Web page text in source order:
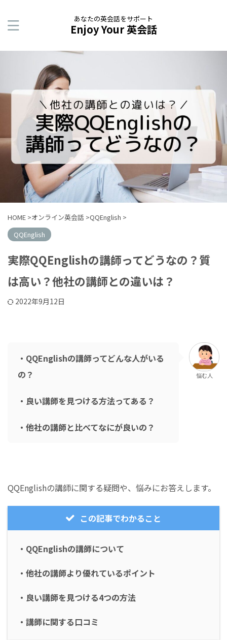
あなたの英会話をサポート
Enjoy Your 英会話
HOME >オンライン英会話 >QQEnglish >
QQEnglish
実際QQEnglishの講師ってどうなの？質
は高い？他社の講師との違いは？
2022年9月12日
・QQEnglishの講師ってどんな人がいる
の？
・良い講師を見つける方法ってある？
・他社の講師と比べてなにが良いの？
悩む人
QQEnglishの講師に関する疑問や、悩みにお答えします。
この記事でわかること
・QQEnglishの講師について
・他社の講師より優れているポイント
・良い講師を見つける4つの方法
・講師に関する口コミ